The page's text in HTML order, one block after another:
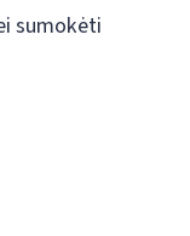
sumokėti